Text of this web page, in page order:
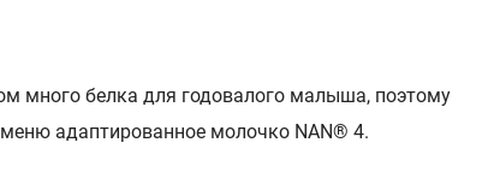
много белка для годовалого малыша, поэтому
адаптированное молочко NAN® 4.